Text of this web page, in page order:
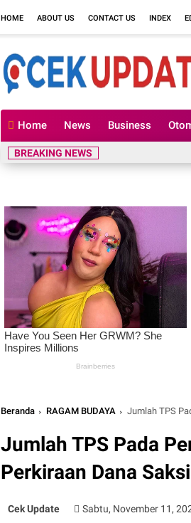
HOME ABOUT US CONTACT US INDEX
Home News Business
BREAKING NEWS
Beranda RAGAM BUDAYA Jumlah TPS
Jumlah TPS Pada
Perkiraan Dana
Cek Update Sabtu, November 11,